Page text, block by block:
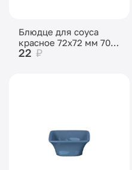
Блюдце для соуса
красное 72х72 мм 70
мл
22 ₽